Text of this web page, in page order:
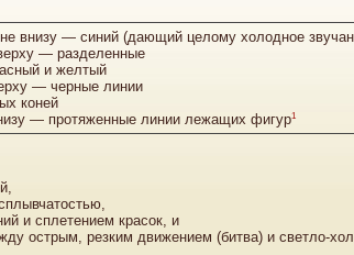
внизу — синий (дающий целому холодное
— разделенные
и желтый
— черные линии
коней
— протяженные линии лежащих фигур1
и сплетением красок, и
острым, резким движением (битва) и светло-